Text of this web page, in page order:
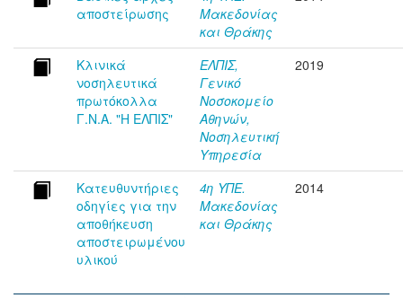
αποστείρωσης
Μακεδονίας
και Θράκης
Κλινικά
νοσηλευτικά
πρωτόκολλα
Γ.Ν.Α. "Η ΕΛΠΙΣ"
ΕΛΠΙΣ,
Γενικό
Νοσοκομείο
Αθηνών,
Νοσηλευτική
Υπηρεσία
2019
Κατευθυντήριες
οδηγίες για την
αποθήκευση
αποστειρωμένου
υλικού
4η ΥΠΕ.
Μακεδονίας
και Θράκης
2014